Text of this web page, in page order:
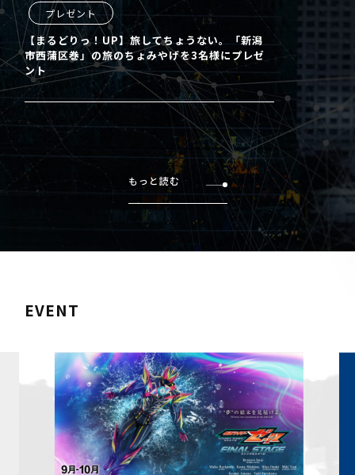
プレゼント
【まるどりっ！UP】旅してちょうない。「新潟
市西蒲区巻」の旅のちょみやげを3名様にプレゼ
ント
もっと読む
EVENT